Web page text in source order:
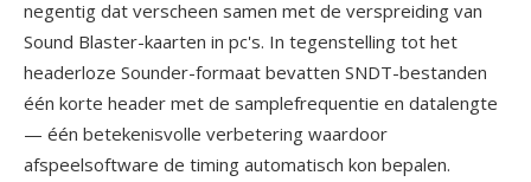
negentig dat verscheen samen met de verspreiding van
Sound Blaster-kaarten in pc's. In tegenstelling tot het
headerloze Sounder-formaat bevatten SNDT-bestanden
één korte header met de samplefrequentie en datalengte
— één betekenisvolle verbetering waardoor
afspeelsoftware de timing automatisch kon bepalen.